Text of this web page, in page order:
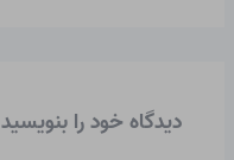
دیدگاه‌ خود را بنویسید